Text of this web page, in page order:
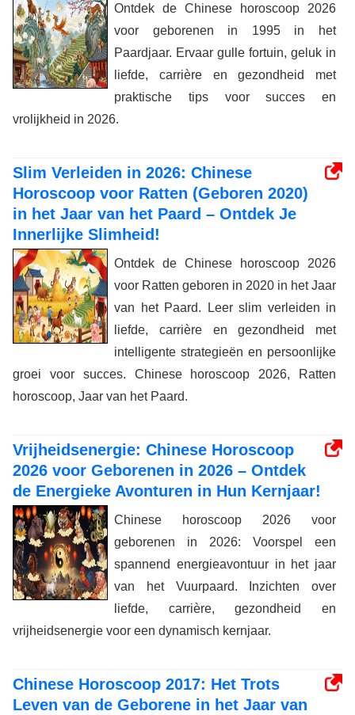
Ontdek de Chinese horoscoop 2026
voor geborenen in 1995 in het
Paardjaar. Ervaar gulle fortuin, geluk in
liefde, carrière en gezondheid met
praktische tips voor succes en
vrolijkheid in 2026.
Slim Verleiden in 2026: Chinese
Horoscoop voor Ratten (Geboren 2020)
in het Jaar van het Paard – Ontdek Je
Innerlijke Slimheid!
Ontdek de Chinese horoscoop 2026
voor Ratten geboren in 2020 in het Jaar
van het Paard. Leer slim verleiden in
liefde, carrière en gezondheid met
intelligente strategieën en persoonlijke
groei voor succes. Chinese horoscoop 2026, Ratten
horoscoop, Jaar van het Paard.
Vrijheidsenergie: Chinese Horoscoop
2026 voor Geborenen in 2026 – Ontdek
de Energieke Avonturen in Hun Kernjaar!
Chinese horoscoop 2026 voor
geborenen in 2026: Voorspel een
spannend energieavontuur in het jaar
van het Vuurpaard. Inzichten over
liefde, carrière, gezondheid en
vrijheidsenergie voor een dynamisch kernjaar.
Chinese Horoscoop 2017: Het Trots
Leven van de Geborene in het Jaar van